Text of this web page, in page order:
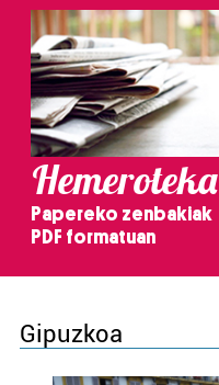
Hemeroteka
Papereko zenbakiak
PDF formatuan
Gipuzkoa